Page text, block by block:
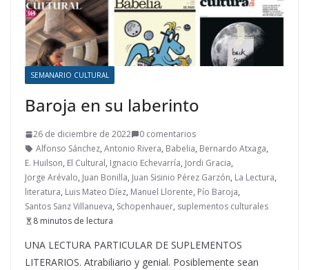
SEMANARIO CULTURAL
Baroja en su laberinto
26 de diciembre de 2022
0 comentarios
Alfonso Sánchez, Antonio Rivera, Babelia, Bernardo Atxaga,
E. Huilson, El Cultural, Ignacio Echevarría, Jordi Gracia,
Jorge Arévalo, Juan Bonilla, Juan Sisinio Pérez Garzón, La Lectura,
literatura, Luis Mateo Díez, Manuel Llorente, Pío Baroja,
Santos Sanz Villanueva, Schopenhauer, suplementos culturales
8 minutos de lectura
UNA LECTURA PARTICULAR DE SUPLEMENTOS
LITERARIOS. Atrabiliario y genial. Posiblemente sean